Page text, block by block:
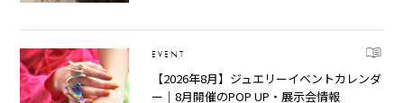
EVENT
【2026年8月】ジュエリーイベントカレンダ
ー｜8月開催のPOP UP・展示会情報